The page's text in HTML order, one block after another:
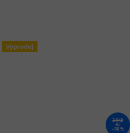
Výprodej
3 949
Kč
–50 %